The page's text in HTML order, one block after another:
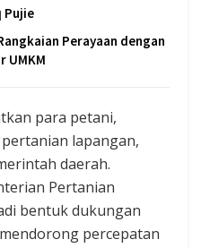
Pujie
Perayaan dengan
UMKM
para petani,
lapangan,
daerah.
Pertanian
bentuk dukungan
percepatan